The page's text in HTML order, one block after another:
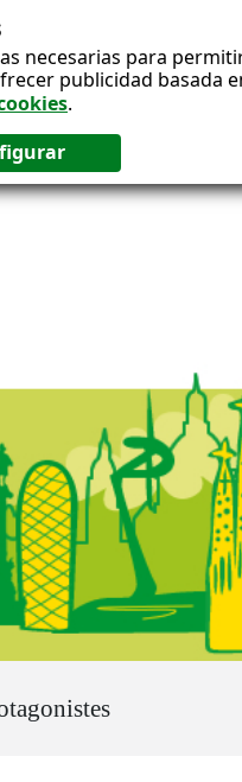
necesarias para
publicidad basada
.